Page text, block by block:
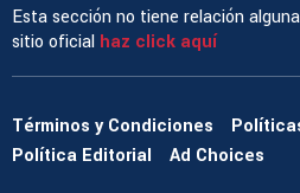
Esta sección no tiene relación
sitio oficial haz click aquí
Términos y Condiciones
Política Editorial
Ad Choices